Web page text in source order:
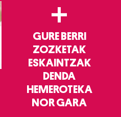
+
GURE BERRI
ZOZKETAK
ESKAINTZAK
DENDA
HEMEROTEKA
NOR GARA